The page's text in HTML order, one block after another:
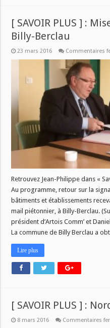
[ SAVOIR PLUS ] :
Billy-Berclau
23 mars 2016 Commentaires
Retrouvez Jean-Philippe dans «
Au programme, retour sur la
bâtiments et établissements
mail piétonnier, à Billy-Berclau.
président d’Artois Comm’ et
La commune de Billy Berclau a
Lire plus
[ SAVOIR PLUS ] :
8 mars 2016 Commentaires